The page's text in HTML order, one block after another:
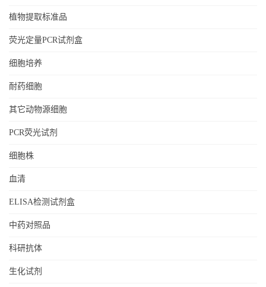
植物提取标准品
荧光定量PCR试剂盒
细胞培养
耐药细胞
其它动物源细胞
PCR荧光试剂
细胞株
血清
ELISA检测试剂盒
中药对照品
科研抗体
生化试剂